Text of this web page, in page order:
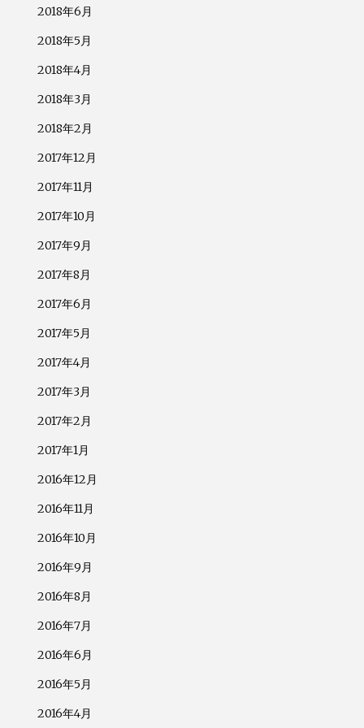
2018年6月
2018年5月
2018年4月
2018年3月
2018年2月
2017年12月
2017年11月
2017年10月
2017年9月
2017年8月
2017年6月
2017年5月
2017年4月
2017年3月
2017年2月
2017年1月
2016年12月
2016年11月
2016年10月
2016年9月
2016年8月
2016年7月
2016年6月
2016年5月
2016年4月